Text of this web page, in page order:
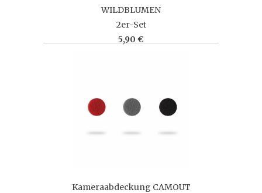
WILDBLUMEN
2er-Set
5,90 €
Kameraabdeckung CAMOUT